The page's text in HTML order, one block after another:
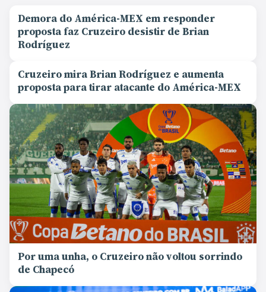
Demora do América-MEX em responder
proposta faz Cruzeiro desistir de Brian
Rodríguez
Cruzeiro mira Brian Rodríguez e aumenta
proposta para tirar atacante do América-MEX
Por uma unha, o Cruzeiro não voltou sorrindo
de Chapecó